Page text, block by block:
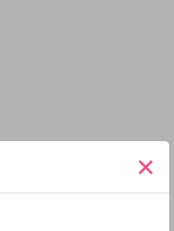
×
18:00